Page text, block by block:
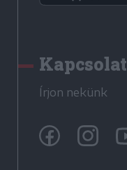
Kapcsolat
Írjon nekünk